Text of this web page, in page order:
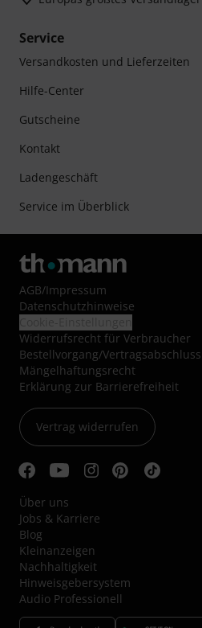
Service
Versandkosten und Lieferzeiten
Hilfe-Center
Gutscheine
Kontakt
Ladengeschäft
Service im Überblick
AGB/Impressum
Datenschutzhinweise
Widerrufsrecht für Verbraucher
Bestellvorgang/Vertragsabschluss
Mängelhaftungsrecht
Erklärung zur Barrierefreiheit
Vertrag widerrufen
Über uns
Jobs & Karriere
Blog
Kleinanzeigen
Nachhaltigkeit
Hinweisgebersystem
Audio Professionell